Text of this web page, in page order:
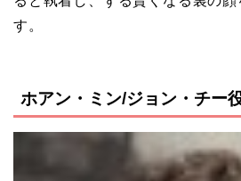
す。
ホアン・ミン/ジョン・チー